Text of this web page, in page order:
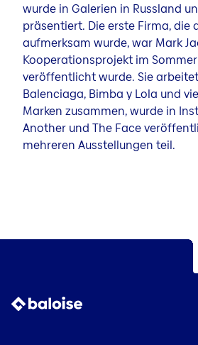
wurde in Galerien in Russland
präsentiert. Die erste Firma, die
aufmerksam wurde, war Mark
Kooperationsprojekt im
veröffentlicht wurde. Sie
Balenciaga, Bimba y Lola und
Marken zusammen, wurde in
Another und The Face
mehreren Ausstellungen teil.